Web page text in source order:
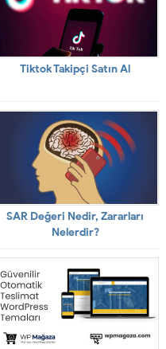
Tiktok Takipçi Satın Al
SAR Değeri Nedir, Zararları
Nelerdir?